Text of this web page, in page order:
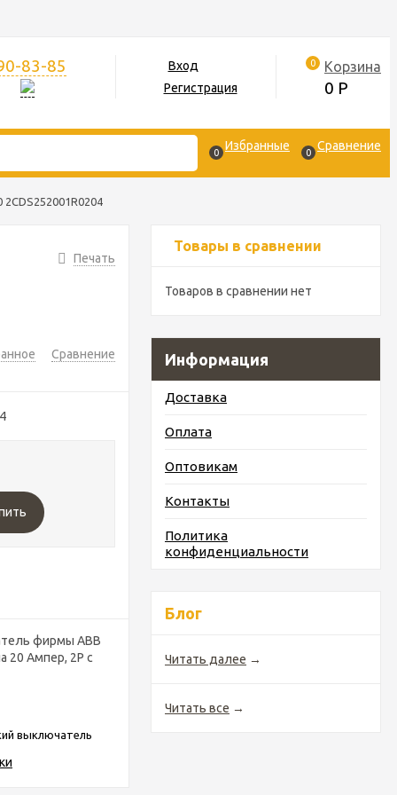
83-85
Вход
Регистрация
0 Корзина
0 Р
0 Избранные 0 Сравнение
Товары в сравнении
Товаров в сравнении нет
Информация
Доставка
Оплата
Оптовикам
Контакты
Политика
конфиденциальности
Блог
Читать далее →
Читать все →
Печать
Сравнение
фирмы ABB
20 Ампер, 2Р с
выключатель